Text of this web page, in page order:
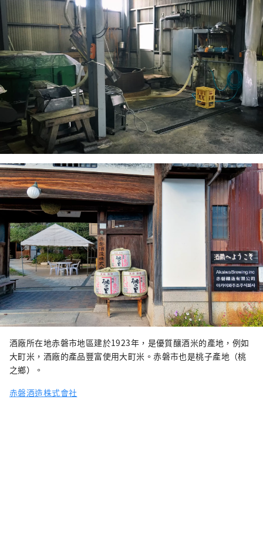
可以享受特別在夜間開放的“幻想花
園”，以與花園不同的方式點亮花園。
白天。志工導遊（免費）也很受遊客歡
迎。
酒廠所在地赤磐市地區建於1923年，是優質釀酒米的產地，例如
大町米，酒廠的產品豐富使用大町米。赤磐市也是桃子產地（桃
之鄉）。
赤磐酒造株式會社